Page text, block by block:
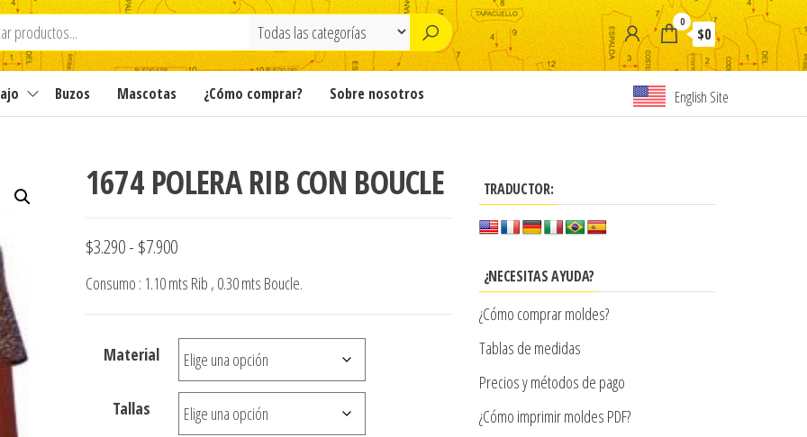
0
$0
Buzos Mascotas ¿Cómo comprar? Sobre nosotros English Site
1674 POLERA RIB CON BOUCLE
$3.290- $7.900Rango
de
desde
$3.290
hasta
$7.900
Consumo : 1.10 mts Rib , 0.30 mts Boucle.
Material
Tallas
TRADUCTOR:
¿NECESITAS AYUDA?
¿Cómo comprar moldes?
Tablas de medidas
Precios y métodos de pago
¿Cómo imprimir moldes PDF?